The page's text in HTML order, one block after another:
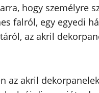
hogy személyre
falról, egy egyedi
az akril
az akril